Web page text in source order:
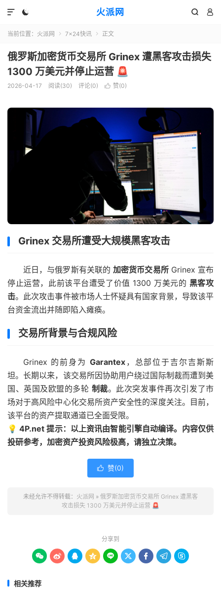
火派网
  

当前位置： 火派网  7×24快讯  正文
俄罗斯加密货币交易所 Grinex 遭黑客攻击损失
1300 万美元并停止运营 🚨
2026-04-17 阅读(30) 评论(0)  赞(0)
Grinex 交易所遭受大规模黑客攻击
近日，与俄罗斯有关联的加密货币交易所Grinex 宣布
停止运营，此前该平台遭受了价值 1300 万美元的 黑客攻
击。此次攻击事件被市场人士怀疑具有国家背景，导致该平
台资金流出并随即陷入瘫痪。
交易所背景与合规风险
Grinex 的前身为 Garantex，总部位于吉尔吉斯斯
坦。长期以来，该交易所因协助用户绕过国际制裁而遭到美
国、英国及欧盟的多轮 制裁。此次突发事件再次引发了市
场对于高风险中心化交易所资产安全性的深度关注。目前，
该平台的资产提取通道已全面受限。
💡 4P.net 提示：以上资讯由智能引擎自动编译。内容仅供
投研参考，加密资产投资风险极高，请独立决策。
 赞(0)
未经允许不得转载： 火派网 » 俄罗斯加密货币交易所 Grinex 遭黑客
攻击损失 1300 万美元并停止运营 🚨
分享到
        
相关推荐